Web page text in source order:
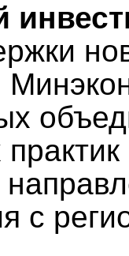
с